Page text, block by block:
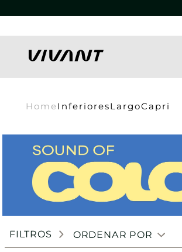
HomeInferioresLargoCapri
FILTROS ORDENAR POR